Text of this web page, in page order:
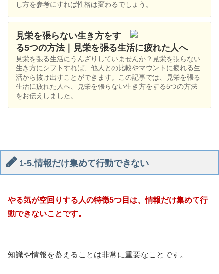
し方を参考にすれば性格は変わるでしょう。
見栄を張らない生き方をす
る5つの方法｜見栄を張る生活に疲れた人へ
見栄を張る生活にうんざりしていませんか？見栄を張らない
生き方にシフトすれば、他人との比較やマウントに疲れる生
活から抜け出すことができます。この記事では、見栄を張る
生活に疲れた人へ、見栄を張らない生き方をする5つの方法
をお伝えしました。
1-5.情報だけ集めて行動できない
やる気が空回りする人の特徴5つ目は、情報だけ集めて行
動できないことです。
知識や情報を蓄えることは非常に重要なことです。